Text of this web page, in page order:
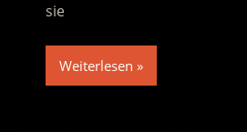
sie
Weiterlesen